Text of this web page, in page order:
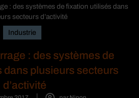
: des systèmes de fixation utilisés dans
secteurs d’activité
Industrie
: des systèmes de
dans plusieurs secteurs
d’activité